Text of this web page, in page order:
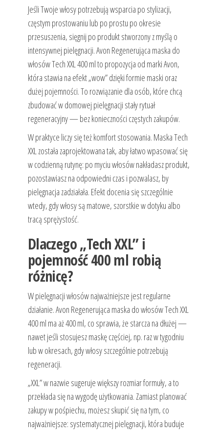
Jeśli Twoje włosy potrzebują wsparcia po stylizacji,
częstym prostowaniu lub po prostu po okresie
przesuszenia, sięgnij po produkt stworzony z myślą o
intensywnej pielęgnacji. Avon Regenerująca maska do
włosów Tech XXL 400 ml to propozycja od marki Avon,
która stawia na efekt „wow” dzięki formie maski oraz
dużej pojemności. To rozwiązanie dla osób, które chcą
zbudować w domowej pielęgnacji stały rytuał
regeneracyjny — bez konieczności częstych zakupów.
W praktyce liczy się też komfort stosowania. Maska Tech
XXL została zaprojektowana tak, aby łatwo wpasować się
w codzienną rutynę: po myciu włosów nakładasz produkt,
pozostawiasz na odpowiedni czas i pozwalasz, by
pielęgnacja zadziałała. Efekt docenia się szczególnie
wtedy, gdy włosy są matowe, szorstkie w dotyku albo
tracą sprężystość.
Dlaczego „Tech XXL” i
pojemność 400 ml robią
różnicę?
W pielęgnacji włosów najważniejsze jest regularne
działanie. Avon Regenerująca maska do włosów Tech XXL
400 ml ma aż 400 ml, co sprawia, że starcza na dłużej —
nawet jeśli stosujesz maskę częściej, np. raz w tygodniu
lub w okresach, gdy włosy szczególnie potrzebują
regeneracji.
„XXL” w nazwie sugeruje większy rozmiar formuły, a to
przekłada się na wygodę użytkowania. Zamiast planować
zakupy w pośpiechu, możesz skupić się na tym, co
najważniejsze: systematycznej pielęgnacji, która buduje